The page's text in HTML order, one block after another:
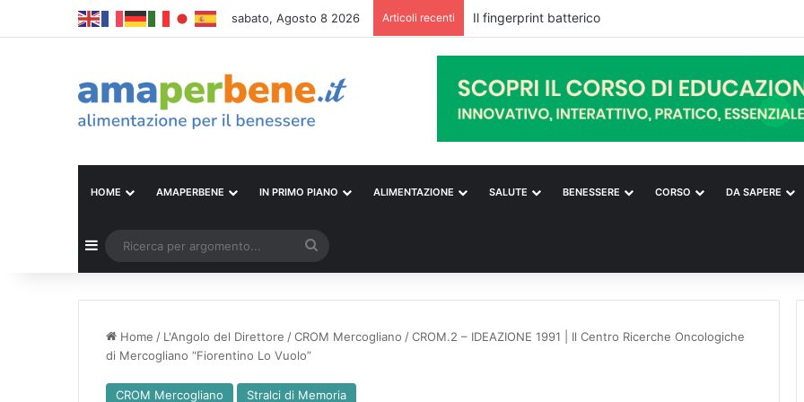
sabato, Agosto 8 2026 Articoli recenti Il fingerprint batterico
HOME AMAPERBENE IN PRIMO PIANO ALIMENTAZIONE SALUTE BENESSERE CORSO DA SAPERE
Barra laterale
per
Home / L'Angolo del Direttore /CROM Mercogliano /CROM.2 – IDEAZIONE 1991 | Il Centro Ricerche Oncologiche
di Mercogliano “Fiorentino Lo Vuolo”
CROM Mercogliano Stralci di Memoria